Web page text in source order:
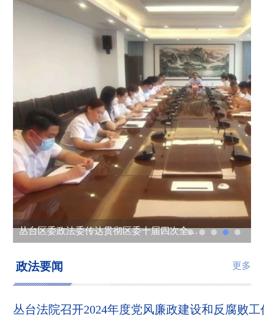
丛台区委政法委传达贯彻全区重点工作部署会议精神
更多
政法要闻
丛台法院召开2024年度党风廉政建设和反腐败工